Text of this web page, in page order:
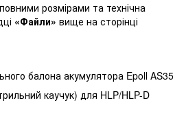
розмірами та технічна
«Файли» вище на сторінці
балона акумулятора Epoll AS35
каучук) для HLP/HLP-D